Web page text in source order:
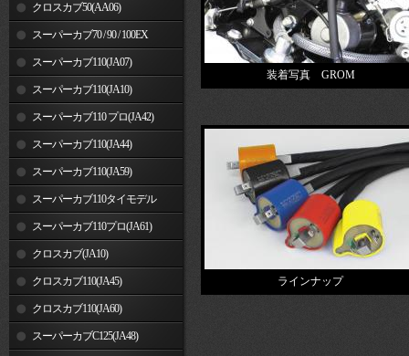
クロスカブ50(AA06)
スーパーカブ70 / 90 / 100EX
スーパーカブ110(JA07)
スーパーカブ110(JA10)
スーパーカブ110 プロ(JA42)
スーパーカブ110(JA44)
スーパーカブ110(JA59)
スーパーカブ110タイモデル
(MLHJA56)
スーパーカブ110プロ(JA61)
クロスカブ(JA10)
クロスカブ110(JA45)
クロスカブ110(JA60)
スーパーカブC125(JA48)
装着写真 GROM
ラインナップ